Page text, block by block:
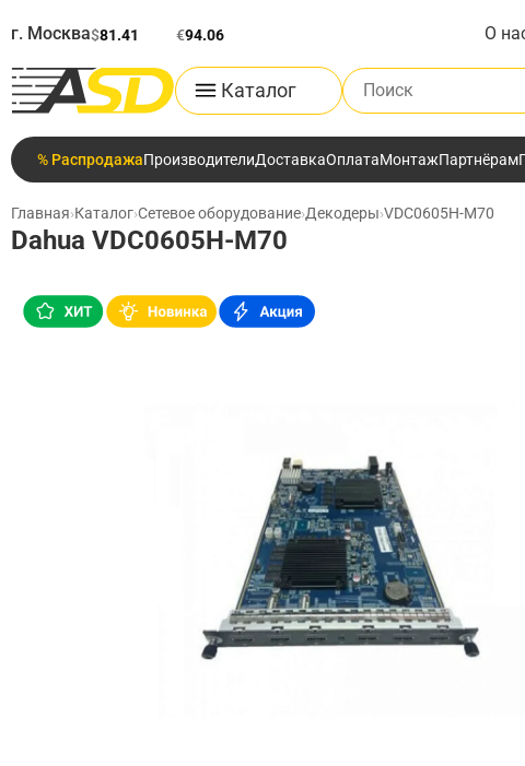
г. Москва$81.41 €94.06 О
Каталог
Поиск по каталогу
% РаспродажаПроизводителиДоставкаОплатаМонтажПартнёрам
Главная›Каталог›Сетевое оборудование›Декодеры›VDC0605H-M70
Dahua VDC0605H-M70